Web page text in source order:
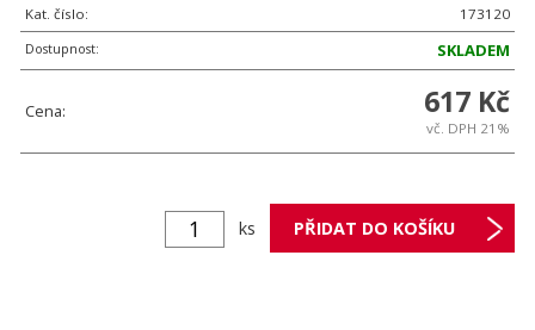
Kat. číslo:
173120
Dostupnost:
SKLADEM
Cena: 617 Kč
vč. DPH 21%
ks